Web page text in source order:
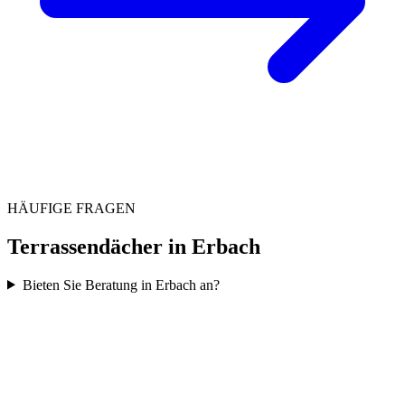
HÄUFIGE FRAGEN
Terrassendächer in Erbach
Bieten Sie Beratung in Erbach an?